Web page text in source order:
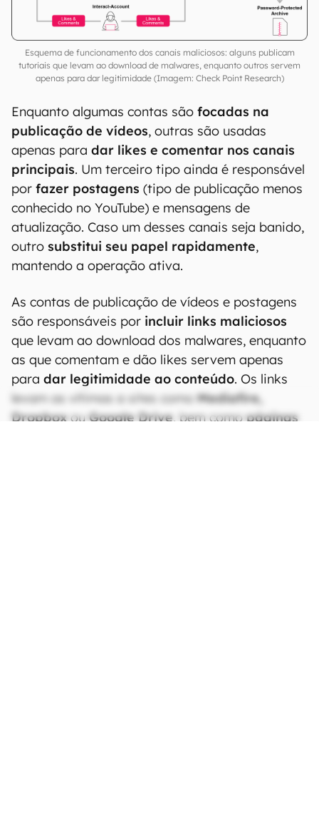
Esquema de funcionamento dos canais maliciosos: alguns publicam
tutoriais que levam ao download de malwares, enquanto outros servem
apenas para dar legitimidade (Imagem: Check Point Research)
Enquanto algumas contas são focadas na
publicação de vídeos, outras são usadas
apenas para dar likes e comentar nos canais
principais. Um terceiro tipo ainda é responsável
por fazer postagens (tipo de publicação menos
conhecido no YouTube) e mensagens de
atualização. Caso um desses canais seja banido,
outro substitui seu papel rapidamente,
mantendo a operação ativa.
As contas de publicação de vídeos e postagens
são responsáveis por incluir links maliciosos
que levam ao download dos malwares, enquanto
as que comentam e dão likes servem apenas
para dar legitimidade ao conteúdo. Os links
levam as vítimas a sites comoMediafire,
DropboxouGoogle Drive, bem comopáginas